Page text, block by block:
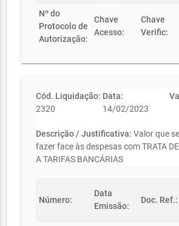
Nº do
Protocolo de
Autorização:
Chave
Acesso:
Chave
Verific:
Cód. Liquidação:
2320
Data:
14/02/2023
Descrição / Justificativa: Valor que
fazer face às despesas com TRATA DE
A TARIFAS BANCÁRIAS
Número:
Data
Emissão:
Doc. Ref.: